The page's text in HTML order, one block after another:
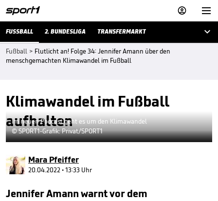


FUSSBALL 2. BUNDESLIGA TRANSFERMARKT 
Fußball > Flutlicht an! Folge 34: Jennifer Amann über den
menschgemachten Klimawandel im Fußball
Klimawandel im Fußball
aufhalten
Im neuen Podcast geht es um den Klimawandel
© SPORT1-Grafik: Privat/SPORT1
Mara Pfeiffer
20.04.2022 • 13:33 Uhr
Jennifer Amann warnt vor dem